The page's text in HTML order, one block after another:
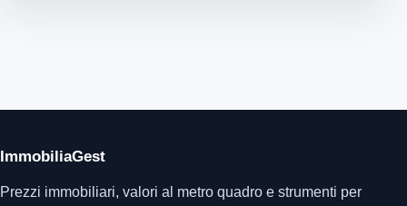
ImmobiliaGest
Prezzi immobiliari, valori al metro quadro e strumenti per